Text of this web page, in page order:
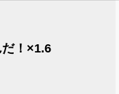
！×1.6